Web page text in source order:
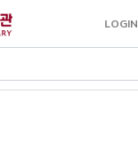
LOGIN